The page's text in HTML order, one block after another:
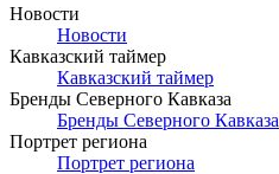
Новости
Новости
Кавказский таймер
Кавказский таймер
Бренды Северного Кавказа
Бренды Северного Кавказа
Портрет региона
Портрет региона